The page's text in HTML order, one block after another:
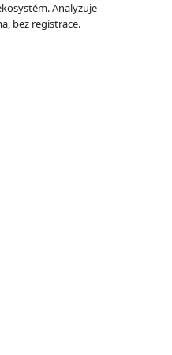
Analyzuje
bez registrace.